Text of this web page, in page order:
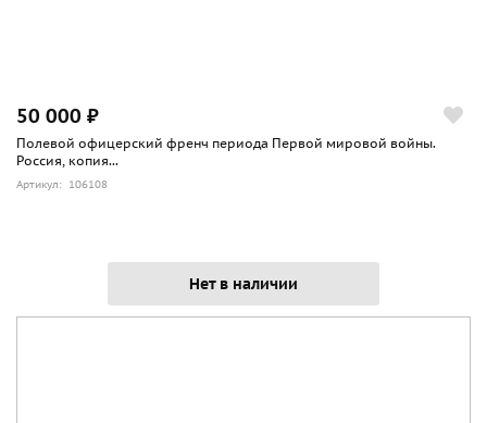
50 000 ₽
Полевой офицерский френч периода Первой мировой войны.
Россия, копия...
Артикул: 106108
Нет в наличии